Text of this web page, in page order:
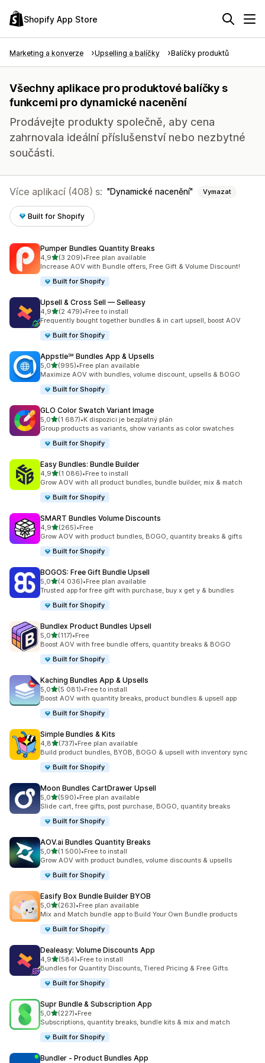
Shopify App Store
Marketing a konverze Upselling a balíčky Balíčky produktů
Všechny aplikace pro produktové balíčky s
funkcemi pro dynamické nacenění
Prodávejte produkty společně, aby cena
zahrnovala ideální příslušenství nebo nezbytné
součásti.
Více aplikací (408) s: Dynamické nacenění Vymazat
Built for Shopify
Pumper Bundles Quantity Breaks
4,9z 5 hvězd
(3 209)
Celkový počet recenzí: 3209
•Free plan available
Increase AOV with Bundle offers, Free Gift & Volume Discount!
Built for Shopify
Upsell & Cross Sell — Selleasy
4,9z 5 hvězd
(2 479)
Celkový počet recenzí: 2479
•Free to install
Frequently bought together bundles & in cart upsell, boost AOV
Built for Shopify
Appstle℠ Bundles App & Upsells
5,0z 5 hvězd
(995)
Celkový počet recenzí: 995
•Free plan available
Maximize AOV with bundles, volume discount, upsells & BOGO
Built for Shopify
GLO Color Swatch Variant Image
5,0z 5 hvězd
(1 687)
Celkový počet recenzí: 1687
•K dispozici je bezplatný plán
Group products as variants, show variants as color swatches
Built for Shopify
Easy Bundles: Bundle Builder
4,9z 5 hvězd
(1 086)
Celkový počet recenzí: 1086
•Free to install
Grow AOV with all product bundles, bundle builder, mix & match
Built for Shopify
SMART Bundles Volume Discounts
4,9z 5 hvězd
(265)
Celkový počet recenzí: 265
•Free
Grow AOV with product bundles, BOGO, quantity breaks & gifts
Built for Shopify
BOGOS: Free Gift Bundle Upsell
5,0z 5 hvězd
(4 036)
Celkový počet recenzí: 4036
•Free plan available
Trusted app for free gift with purchase, buy x get y & bundles
Built for Shopify
Bundlex Product Bundles Upsell
5,0z 5 hvězd
(117)
Celkový počet recenzí: 117
•Free
Boost AOV with free bundle offers, quantity breaks & BOGO
Built for Shopify
Kaching Bundles App & Upsells
5,0z 5 hvězd
(5 081)
Celkový počet recenzí: 5081
•Free to install
Boost AOV with quantity breaks, product bundles & upsell app
Built for Shopify
Simple Bundles & Kits
4,8z 5 hvězd
(737)
Celkový počet recenzí: 737
•Free plan available
Build product bundles, BYOB, BOGO & upsell with inventory sync
Built for Shopify
Moon Bundles CartDrawer Upsell
5,0z 5 hvězd
(590)
Celkový počet recenzí: 590
•Free plan available
Slide cart, free gifts, post purchase, BOGO, quantity breaks
Built for Shopify
AOV.ai Bundles Quantity Breaks
5,0z 5 hvězd
(1 500)
Celkový počet recenzí: 1500
•Free to install
Grow AOV with product bundles, volume discounts & upsells
Built for Shopify
Easify Box Bundle Builder BYOB
5,0z 5 hvězd
(263)
Celkový počet recenzí: 263
•Free plan available
Mix and Match bundle app to Build Your Own Bundle products
Built for Shopify
Dealeasy: Volume Discounts App
4,9z 5 hvězd
(584)
Celkový počet recenzí: 584
•Free to install
Bundles for Quantity Discounts, Tiered Pricing & Free Gifts.
Built for Shopify
Supr Bundle & Subscription App
5,0z 5 hvězd
(227)
Celkový počet recenzí: 227
•Free
Subscriptions, quantity breaks, bundle kits & mix and match
Built for Shopify
Bundler ‑ Product Bundles App